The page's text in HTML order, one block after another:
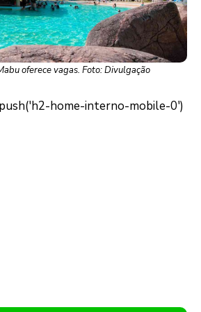
oferece vagas. Foto: Divulgação